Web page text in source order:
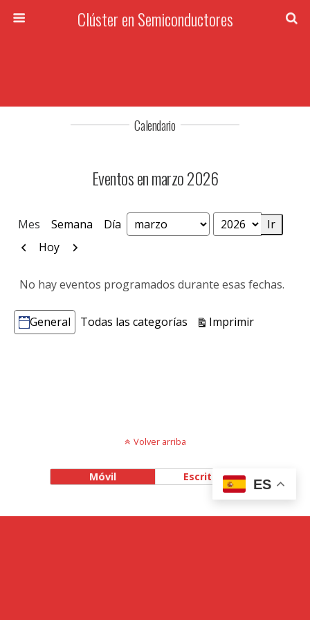
Clúster en Semiconductores
Calendario
Eventos en marzo 2026
Mes Semana Día Mes
Año
Anterior
Hoy Siguiente
No hay eventos programados durante esas fechas.
Categorías
General Todas las categorías ImprimirVistas
Volver arriba
Móvil Escritorio
ES